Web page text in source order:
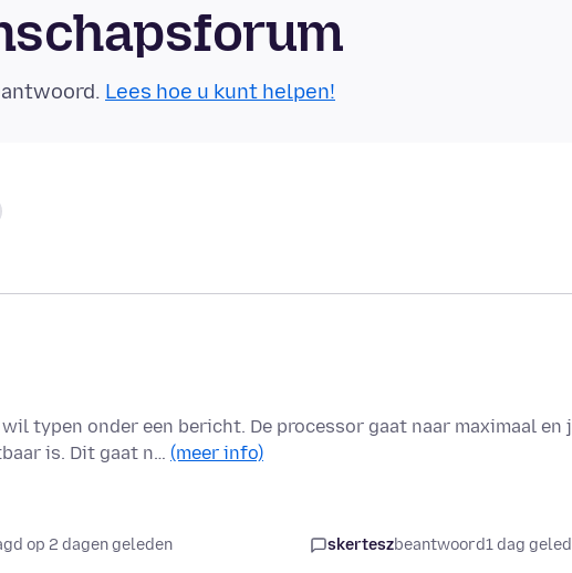
Lees hoe u kunt helpen!
typen onder een bericht. De processor gaat naar maximaal en
is. Dit gaat n… (meer info)
op 2 dagen geleden skerteszbeantwoord1 dag